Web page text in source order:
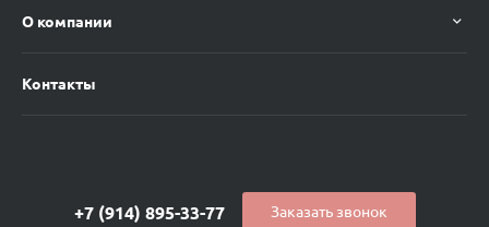
О компании
Контакты
+7 (914) 895-33-77 Заказать звонок